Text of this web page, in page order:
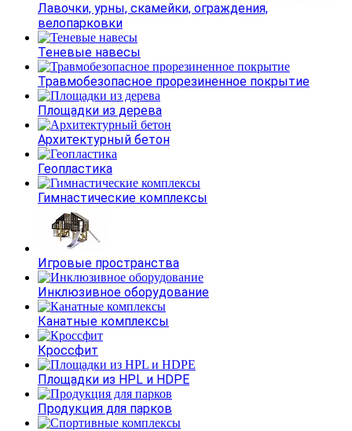
Лавочки, урны, скамейки, ограждения,
велопарковки
Теневые навесы
Травмобезопасное прорезиненное покрытие
Площадки из дерева
Архитектурный бетон
Геопластика
Гимнастические комплексы
Игровые пространства
Инклюзивное оборудование
Канатные комплексы
Кроссфит
Площадки из HPL и HDPE
Продукция для парков